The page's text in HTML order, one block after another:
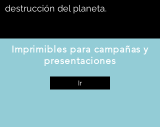
destrucción del planeta.
Imprimibles para campañas y
presentaciones
Ir